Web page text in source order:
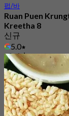
펍/바
Ruan Puen
Kreetha 8
신규
5.0
에서฿ 337.5